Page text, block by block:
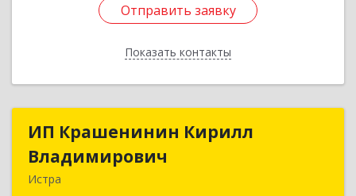
Отправить заявку
Показать контакты
Отправить заявку
Назад
ИП Крашенинин Кирилл
Владимирович
Истра
ИП Крашенинин Кирилл